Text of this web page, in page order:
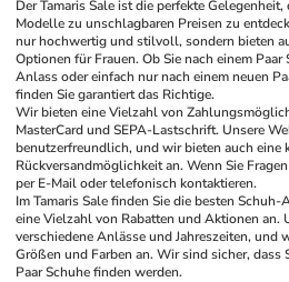
Der Tamaris Sale ist die perfekte
Modelle zu unschlagbaren Preisen zu
nur hochwertig und stilvoll, sondern bieten
Optionen für Frauen. Ob Sie nach einem
Anlass oder einfach nur nach einem neuen
finden Sie garantiert das Richtige.
Wir bieten eine Vielzahl von
MasterCard und SEPA-Lastschrift. Unsere
benutzerfreundlich, und wir bieten auch eine
Rückversandmöglichkeit an. Wenn Sie
per E-Mail oder telefonisch kontaktieren.
Im Tamaris Sale finden Sie die besten
eine Vielzahl von Rabatten und Aktionen an.
verschiedene Anlässe und Jahreszeiten, und
Größen und Farben an. Wir sind sicher, dass
Paar Schuhe finden werden.